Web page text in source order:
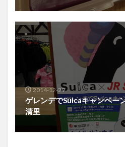
2014-12-29
ゲレンデでSuicaキャンペ
清里